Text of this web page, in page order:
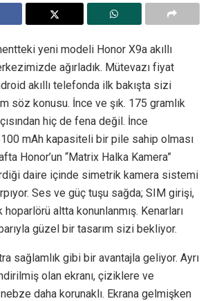
yeni modeli Honor X9a akıllı
ağırladık. Mütevazı fiyat
akıllı telefonda ilk bakışta sizi
söz konusu. İnce ve şık. 175 gramlık
hiç de fena değil. İnce
mAh kapasiteli bir pile sahip olması
Honor’un “Matrix Halka Kamera”
daire içinde simetrik kamera sistemi
Ses ve güç tuşu sağda; SIM girişi,
altta konunlanmış. Kenarları
güzel bir tasarım sizi bekliyor.
sağlamlık gibi bir avantajla geliyor. Ayrı
olan ekranı, çiziklere ve
daha korunaklı. Ekrana gelmişken